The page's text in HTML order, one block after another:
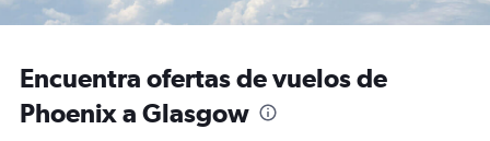
Encuentra ofertas de vuelos de
Phoenix a Glasgow